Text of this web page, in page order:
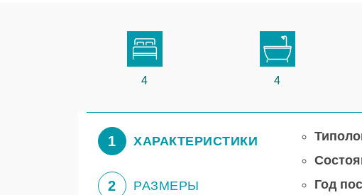
4 4
1 ХАРАКТЕРИСТИКИ
2 РАЗМЕРЫ
Год